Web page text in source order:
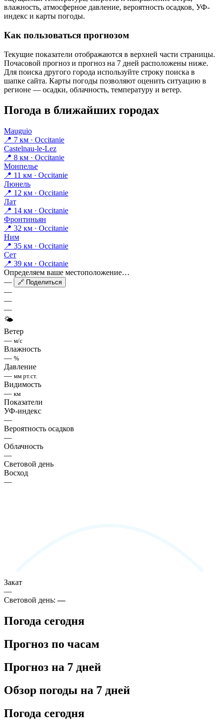
влажность, атмосферное давление, вероятность осадков, УФ-
индекс и карты погоды.
Как пользоваться прогнозом
Текущие показатели отображаются в верхней части страницы.
Почасовой прогноз и прогноз на 7 дней расположены ниже.
Для поиска другого города используйте строку поиска в
шапке сайта. Карты погоды позволяют оценить ситуацию в
регионе — осадки, облачность, температуру и ветер.
Погода в ближайших городах
Mauguio
📍 7 км · Occitanie
Castelnau-le-Lez
📍 8 км · Occitanie
Монпелье
📍 11 км · Occitanie
Люнель
📍 12 км · Occitanie
Лат
📍 14 км · Occitanie
Фронтиньян
📍 32 км · Occitanie
Ним
📍 35 км · Occitanie
Сет
📍 39 км · Occitanie
Определяем ваше местоположение…
—
🔗 Поделиться
—
—
—
🌤
Ветер
— м/с
Влажность
— %
Давление
— мм рт.ст.
Видимость
— км
Показатели
УФ-индекс
—
Вероятность осадков
—
Облачность
—
Световой день
Восход
—
Закат
—
Световой день:—
Погода сегодня
Прогноз по часам
Прогноз на 7 дней
Обзор погоды на 7 дней
Погода сегодня